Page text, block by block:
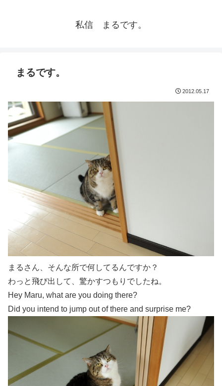
私信 まるです。
まるです。
2012.05.17
まるさん、そんな所で何してるんですか？
わっと飛び出して、驚かすつもりでしたね。
Hey Maru, what are you doing there?
Did you intend to jump out of there and surprise me?